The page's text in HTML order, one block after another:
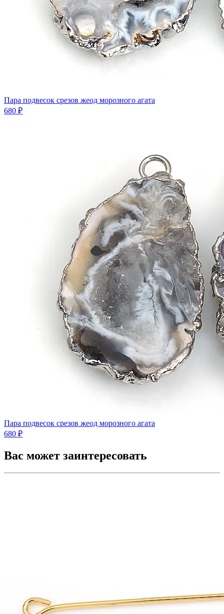
Пара подвесок срезов жеод морозного агата
680 ₽
Пара подвесок срезов жеод морозного агата
680 ₽
Вас может заинтересовать